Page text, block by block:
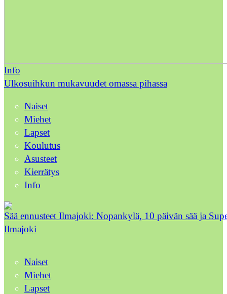
Info
Ulkosuihkun mukavuudet omassa pihassa
Naiset
Miehet
Lapset
Koulutus
Asusteet
Kierrätys
Info
Sää ennusteet Ilmajoki: Nopankylä, 10 päivän sää ja
Ilmajoki
Naiset
Miehet
Lapset